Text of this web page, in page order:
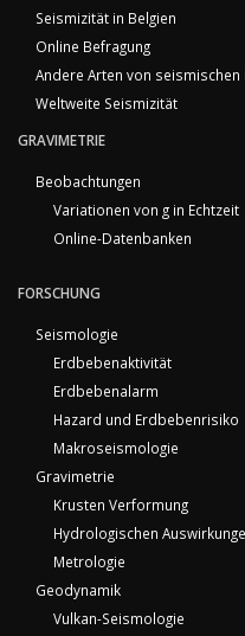
Seismizität in Belgien
Online Befragung
Andere Arten von seismischen
Weltweite Seismizität
GRAVIMETRIE
Beobachtungen
Variationen von g in Echtzeit
Online-Datenbanken
FORSCHUNG
Seismologie
Erdbebenaktivität
Erdbebenalarm
Hazard und Erdbebenrisiko
Makroseismologie
Gravimetrie
Krusten Verformung
Hydrologischen
Metrologie
Geodynamik
Vulkan-Seismologie